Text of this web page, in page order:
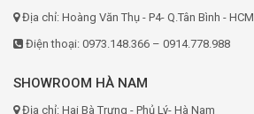
Địa chỉ: Hoàng Văn Thụ - P4- Q.Tân Bình - HCM
Điện thoại: 0973.148.366 – 0914.778.988
SHOWROOM HÀ NAM
Địa chỉ: Hai Bà Trưng - Phủ Lý- Hà Nam